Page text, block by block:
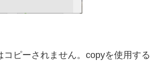
ピーされません。copyを使用する